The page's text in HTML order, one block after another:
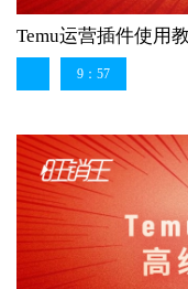
Temu运营插件使用
9：57